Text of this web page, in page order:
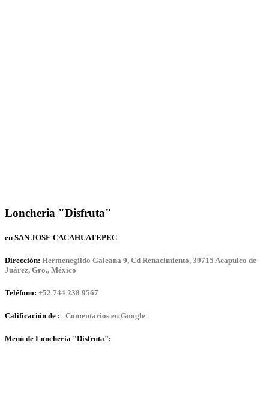
Loncheria "Disfruta"
en SAN JOSE CACAHUATEPEC
Dirección: Hermenegildo Galeana 9, Cd Renacimiento, 39715 Acapulco de
Juárez, Gro., México
Teléfono: +52 744 238 9567
Calificación de : Comentarios en Google
Menú de Loncheria "Disfruta":